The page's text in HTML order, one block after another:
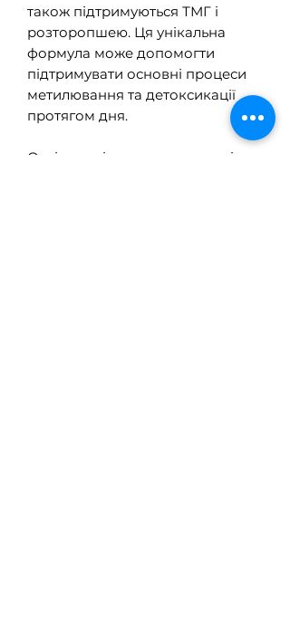
також підтримуються ТМГ і
розторопшею. Ця унікальна
формула може допомогти
підтримувати основні процеси
метилювання та детоксикації
протягом дня.
Оскільки вік, низька кислотність